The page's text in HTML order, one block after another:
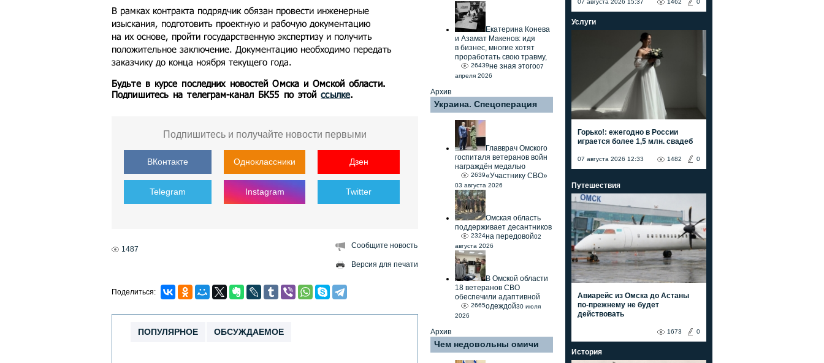
В рамках контракта подрядчик обязан провести инженерные
изыскания, подготовить проектную и рабочую документацию
на их основе, пройти государственную экспертизу и получить
положительное заключение. Документацию необходимо передать
заказчику до конца ноября текущего года.
Будьте в курсе последних новостей Омска и Омской области.
Подпишитесь на телеграм-канал БК55 по этойссылке.
Подпишитесь и получайте новости первыми
ВКонтакте Одноклассники Дзен
Telegram Instagram Twitter
1487 Сообщите новость
Версия для печати
Поделиться:
ПОПУЛЯРНОЕ ОБСУЖДАЕМОЕ
Екатерина Конева
и Азамат Макенов: идя
в бизнес, многие хотят
проработать свою травму,
не зная этого
26439
07
апреля 2026
Архив
Украина. Спецоперация
Главврач Омского
госпиталя ветеранов войн
награждён медалью
«Участнику СВО»
2639
03 августа 2026
Омская область
поддерживает десантников
на передовой
2324
02
августа 2026
В Омской области
18 ветеранов СВО
обеспечили адаптивной
одеждой
2665
30 июля
2026
Архив
Чем недовольны омичи
07 августа 2026 15:37 0
1462
Услуги
Горько!: ежегодно в России
играется более 1,5 млн. свадеб
07 августа 2026 12:33 0
1482
Путешествия
Авиарейс из Омска до Астаны
по-прежнему не будет
действовать
0
1673
История